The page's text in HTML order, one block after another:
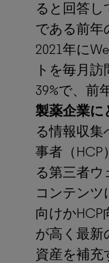
ると回答し
である前年
2021年に
トを毎月
39%で、前
製薬企業に
る情報収集
事者（HCP
る第三者ウ
コンテン
向けか
が高く最新
資産を補充